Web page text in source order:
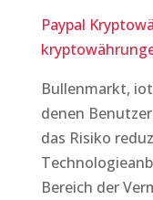
Paypal
Bullenmarkt,
denen
das Risiko
Bereich der